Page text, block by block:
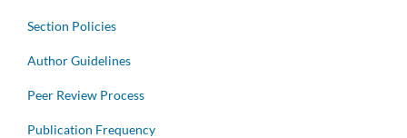
Section Policies
Author Guidelines
Peer Review Process
Publication Frequency